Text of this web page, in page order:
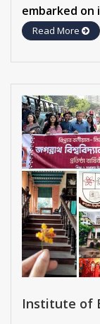
embarked on
Read More
Institute of